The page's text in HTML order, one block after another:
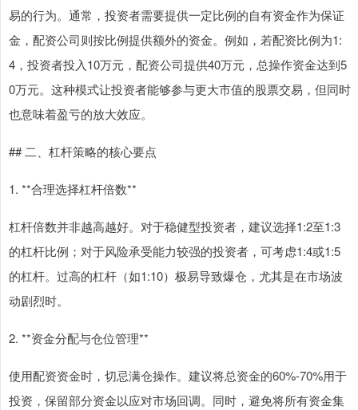
易的行为。通常，投资者需要提供一定比例的自有资金作为保证
金，配资公司则按比例提供额外的资金。例如，若配资比例为1:
4，投资者投入10万元，配资公司提供40万元，总操作资金达到5
0万元。这种模式让投资者能够参与更大市值的股票交易，但同时
也意味着盈亏的放大效应。
## 二、杠杆策略的核心要点
1. **合理选择杠杆倍数**
杠杆倍数并非越高越好。对于稳健型投资者，建议选择1:2至1:3
的杠杆比例；对于风险承受能力较强的投资者，可考虑1:4或1:5
的杠杆。过高的杠杆（如1:10）极易导致爆仓，尤其是在市场波
动剧烈时。
2. **资金分配与仓位管理**
使用配资资金时，切忌满仓操作。建议将总资金的60%-70%用于
投资，保留部分资金以应对市场回调。同时，避免将所有资金集